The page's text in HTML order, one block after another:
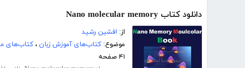
دانلود کتاب Nano molecular memory
از: افشین رشید
موضوع: کتاب‌های آموزش زبان ، کتاب‌های
۴۱ صفحه